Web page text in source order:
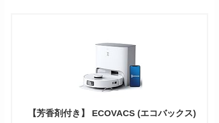
【芳香剤付き】 ECOVACS (エコバックス)